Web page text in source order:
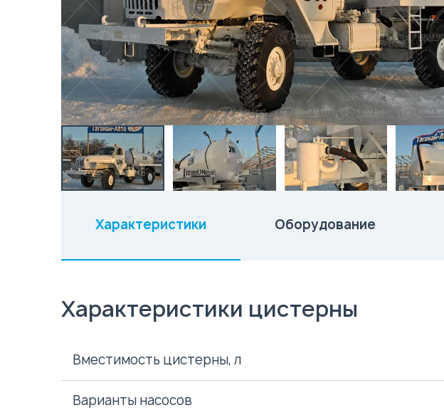
Характеристики
Оборудование
Характеристики цистерны
Вместимость цистерны, л
Варианты насосов